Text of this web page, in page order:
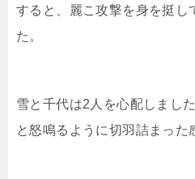
すると、麗こ攻撃を身を挺し
た。
雪と千代は2人を心配しまし
と怒鳴るように切羽詰まった